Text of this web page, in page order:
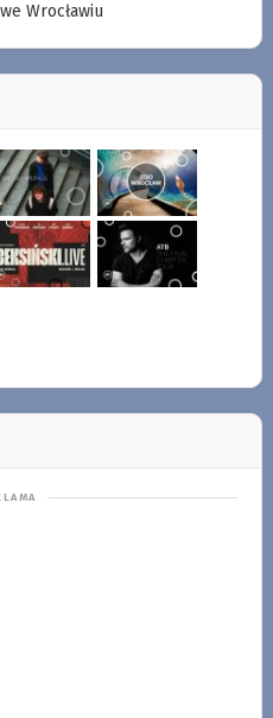
Wrocławiu